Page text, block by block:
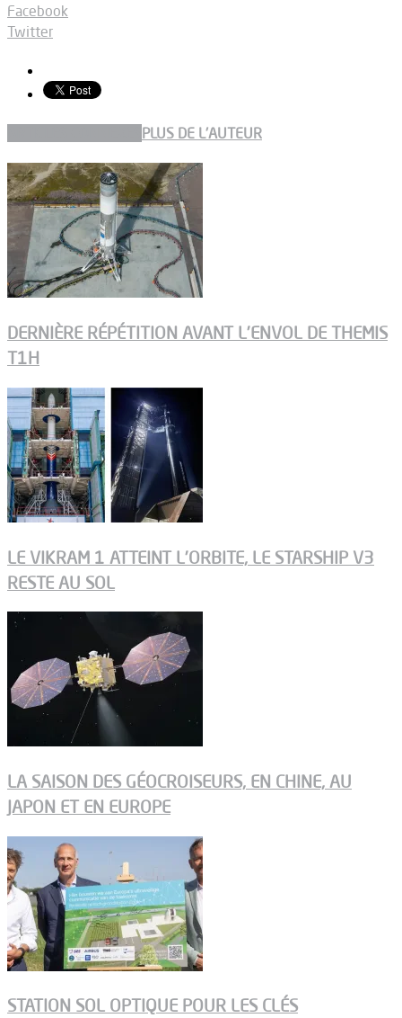
Facebook
Twitter
PLUS DE L'AUTEUR
DERNIÈRE RÉPÉTITION AVANT L’ENVOL DE THEMIS
T1H
LE VIKRAM 1 ATTEINT L’ORBITE, LE STARSHIP V3
RESTE AU SOL
LA SAISON DES GÉOCROISEURS, EN CHINE, AU
JAPON ET EN EUROPE
STATION SOL OPTIQUE POUR LES CLÉS